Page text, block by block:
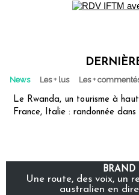
News Les + lus Les +
Le Rwanda, un tourisme à
France, Italie : randonnée
BRAND
Une route, des voix, un
australien en